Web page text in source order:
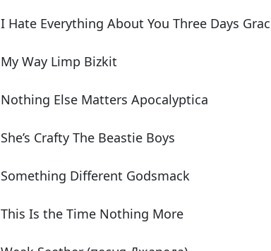
I Hate Everything About You Three Days
My Way Limp Bizkit
Nothing Else Matters Apocalyptica
She’s Crafty The Beastie Boys
Something Different Godsmack
This Is the Time Nothing More